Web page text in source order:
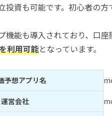
投資も可能です。初心者の
機能も導入されており、口
利用可能となっています。
予想アプリ名
運営会社